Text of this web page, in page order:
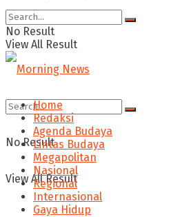
No Result
View All Result
No Result
View All Result
Home
Redaksi
Agenda Budaya
Lintas Budaya
Megapolitan
Nasional
Regional
Internasional
Gaya Hidup